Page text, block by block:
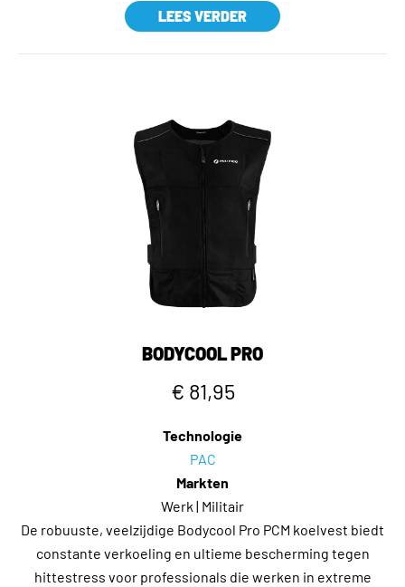
LEES VERDER
BODYCOOL PRO
€ 81,95
Technologie
PAC
Markten
Werk | Militair
De robuuste, veelzijdige Bodycool Pro PCM koelvest biedt
constante verkoeling en ultieme bescherming tegen
hittestress voor professionals die werken in extreme